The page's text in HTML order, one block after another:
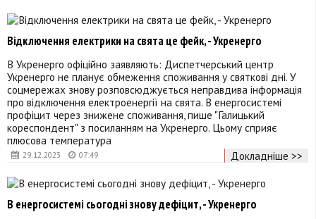
29.12.2023 07:49
Відключення електрики на свята це фейк, - Укренерго
В Укренерго офіційно заявляють: Диспетчерський центр
Укренерго не планує обмеження споживання у святкові дні. У
соцмережах знову розповсюджується неправдива інформація
про відключення електроенергії на свята. В енергосистемі
профіцит через знижене споживання, пише "Галицький
кореспондент" з посиланням на Укренерго. Цьому сприяє
плюсова температура
Докладніше >>
В енергосистемі сьогодні знову дефіцит, - Укренерго